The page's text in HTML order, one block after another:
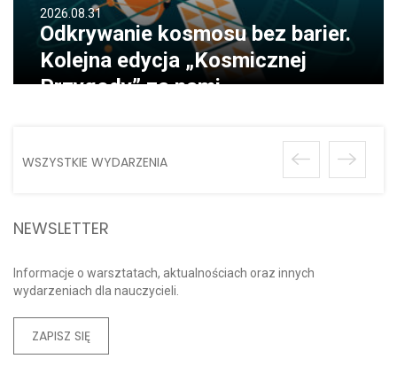
2026.08.31
Odkrywanie kosmosu bez barier.
Kolejna edycja „Kosmicznej
Przygody” za nami
WSZYSTKIE WYDARZENIA
NEWSLETTER
Informacje o warsztatach, aktualnościach oraz innych
wydarzeniach dla nauczycieli.
ZAPISZ SIĘ